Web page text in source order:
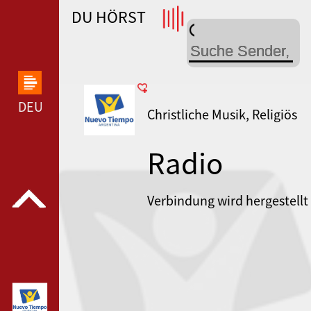
WDR 4 --- WDR 4 ---
DEUTSCHLANDFUNK KULTUR ---
DU HÖRST
Christliche Musik, Religiös
Radio
Nuevo
Verbindung wird hergestellt